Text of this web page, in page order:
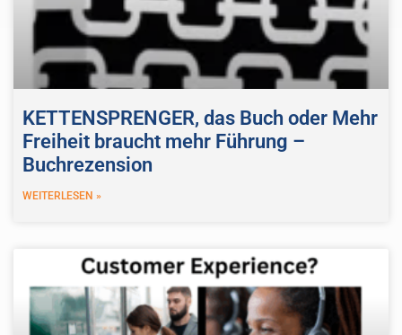
KETTENSPRENGER, das Buch oder Mehr
Freiheit braucht mehr Führung –
Buchrezension
WEITERLESEN »